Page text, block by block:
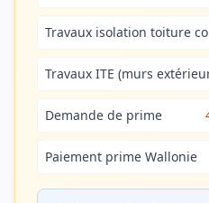
Travaux isolation toiture
Travaux ITE (murs
Demande de prime
Paiement prime Wallonie